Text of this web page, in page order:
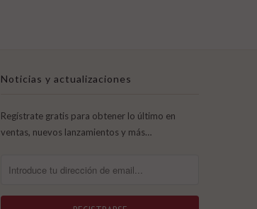
Noticias y actualizaciones
Regístrate gratis para obtener lo último en
ventas, nuevos lanzamientos y más…